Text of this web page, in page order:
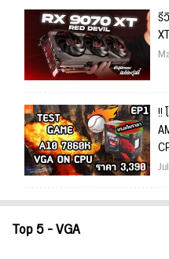
รี
!!
Top 5 - VGA